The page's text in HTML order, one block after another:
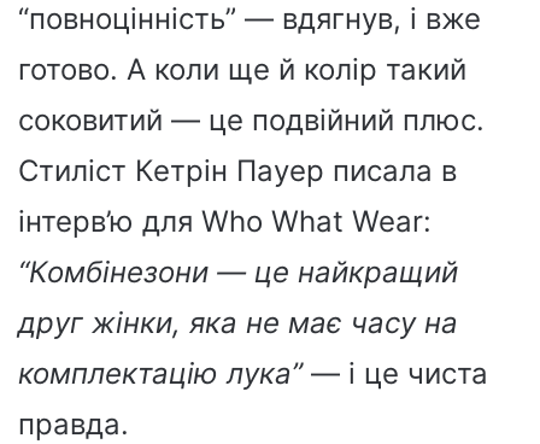
“повноцінність” — вдягнув, і вже
готово. А коли ще й колір такий
соковитий — це подвійний плюс.
Стиліст Кетрін Пауер писала в
інтерв’ю для Who What Wear:
“Комбінезони — це найкращий
друг жінки, яка не має часу на
комплектацію лука”— і це чиста
правда.